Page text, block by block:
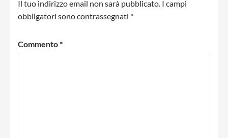
Il tuo indirizzo email non sarà pubblicato. I campi
obbligatori sono contrassegnati *
Commento*